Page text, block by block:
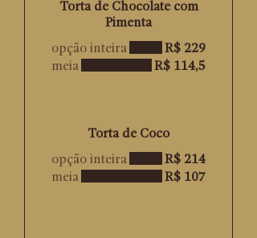
Torta de Chocolate com
Pimenta
opção inteira
R$ 229
meia
R$ 114,5
Torta de Coco
opção inteira
R$ 214
meia
R$ 107